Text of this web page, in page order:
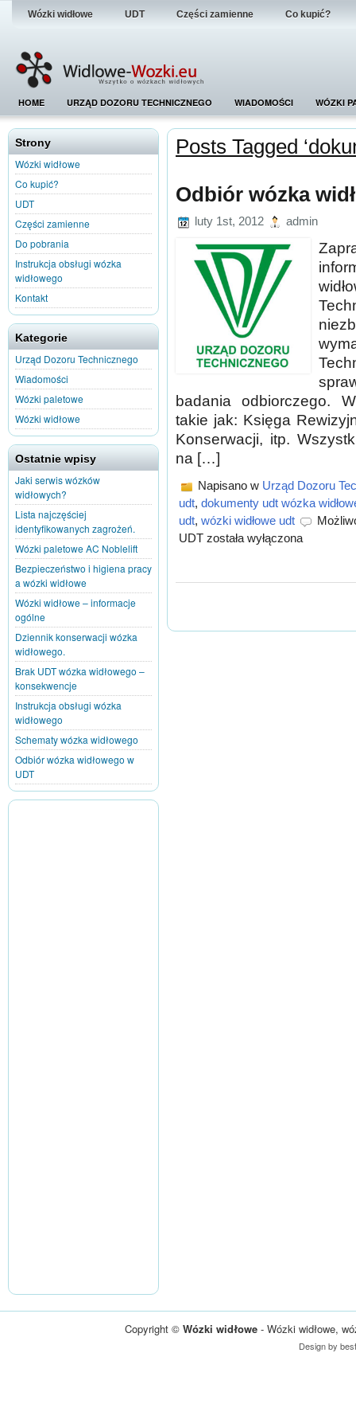
Wózki widłowe UDT Części zamienne Co kupić?
HOME URZĄD DOZORU TECHNICZNEGO WIADOMOŚCI WÓZKI
Strony
Wózki widłowe
Co kupić?
UDT
Części zamienne
Do pobrania
Instrukcja obsługi wózka
widłowego
Kontakt
Kategorie
Urząd Dozoru Technicznego
Wiadomości
Wózki paletowe
Wózki widłowe
Ostatnie wpisy
Jaki serwis wózków
widłowych?
Lista najczęściej
identyfikowanych zagrożeń.
Wózki paletowe AC Noblelift
Bezpieczeństwo i higiena pracy
a wózki widłowe
Wózki widłowe – informacje
ogólne
Dziennik konserwacji wózka
widłowego.
Brak UDT wózka widłowego –
konsekwencje
Instrukcja obsługi wózka
widłowego
Schematy wózka widłowego
Odbiór wózka widłowego w
UDT
Posts Tagged
Odbiór wózka
luty 1st, 2012 admin
badania odbiorczego.
takie jak: Księga
Konserwacji, itp.
na […]
Napisano w Urząd Dozoru
udt, dokumenty udt wózka
udt, wózki widłowe udt
UDT została wyłączona
Copyright ©Wózki widłowe - Wózki widłowe,
Design by